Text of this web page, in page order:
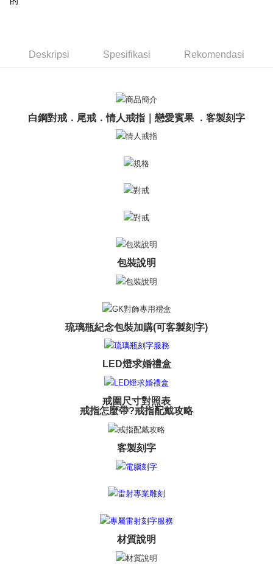
3. Tiada bayaran diperlukan apabila pesanan disahkan. Produk akan
AFTEE.
5. Tiada bayaran diperlukan apabila anda menerima produk. Sila buat
Sila ambil perhatian bahawa tempoh pembayaran adalah 14 hari. Walau
bagaimanapun, bagi mereka yang telah memuat turun Aplikasi AFTEE
dan mendaftar sebagai ahli AFTEE boleh menikmati tempoh pembayaran
ditambah dengan bilangan hari yang boleh dilanjutkan oleh AFTEE. Anda
boleh melanjutkan tempoh pembayaran anda sebelum anda menerima
menerima pesanan anda semasa tempoh pembayaran (cth.: produk
lama untuk dihantar). Oleh itu, anda dikehendaki membuat pembayaran
kepada AFTEE dalam tempoh sama ada anda menerima pesanan.
1. Jumlah yang diperakui untuk pengguna kali pertama boleh sehingga
keputusan pensijilan dan semakan oleh AFTEE.
2. Amaun perbelanjaan minimum mestilah lebih besar daripada NT$20.
3. Pada masa ini hanya tersedia untuk ahli Taiwan.
Ketiga, Syarat Perkhidmatan
Perkhidmatan AFTEE Beli Sekarang Bayar Kemudian disediakan oleh NP
Taiwan, Inc. dan AFTEE akan membuat bil kepada pengguna. AFTEE
akan menggunakan data peribadi yang dikumpul (termasuk nama
penggunaan perkhidmatan. Sila rujuk kepada "Penyata Pengumpulan
Data Peribadi, Pemprosesan, Penggunaan"
(https://aftee.tw/privacypolicy/) untuk maklumat lanjut.
Jumlah yang diperakui untuk pengguna kali pertama yang lulus
pembayaran dalam tempoh tersebut, yuran pembayaran lewat sebanyak
mendapatkan kebenaran daripada ibu bapa atau penjaga yang sah
Sila hubungi NP Taiwan Inc. dics_tw@netprotections.co.jp
mempunyai sebarang kebimbangan mengenai pemprosesan dan
penggunaan pada data peribadi. Jika anda tidak bersetuju dengan data
peribadi yang disenaraikan seperti di atas akan dikumpul dan digunakan
Penghantaran percuma
7-11取貨付款
黑貓宅急便-(離島請自行填寫住址)
機車快遞(限大台北地區運費到付) 下單後請聯絡LINE官方帳號 @gi
Kadar Penghantaran
Deskripsi Spesifikasi Rekomendasi
白鋼對戒．尾戒．情人戒指｜戀愛賓果 ．客製刻字
包裝說明
琉璃瓶紀念包裝加購(可客製刻字)
LED燈求婚禮盒
戒圍尺寸對照表
戒指怎麼帶?戒指配戴攻略
客製刻字
材質說明